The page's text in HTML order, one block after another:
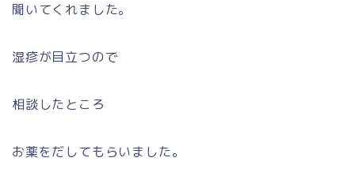
聞いてくれました。
湿疹が目立つので
相談したところ
お薬をだしてもらいました。